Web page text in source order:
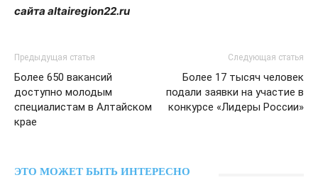
сайта altairegion22.ru
Предыдущая статья
Более 650 вакансий
доступно молодым
специалистам в Алтайском
крае
Следующая статья
Более 17 тысяч человек
подали заявки на участие в
конкурсе «Лидеры России»
ЭТО МОЖЕТ БЫТЬ ИНТЕРЕСНО